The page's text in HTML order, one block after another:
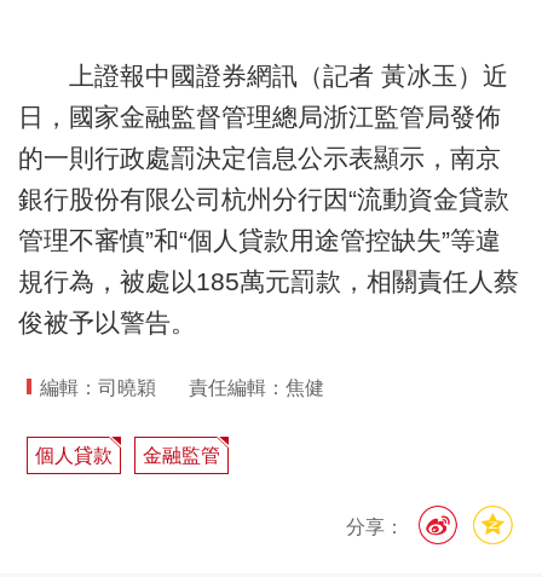
上證報中國證券網訊（記者 黃冰玉）近
日，國家金融監督管理總局浙江監管局發佈
的一則行政處罰決定信息公示表顯示，南京
銀行股份有限公司杭州分行因“流動資金貸款
管理不審慎”和“個人貸款用途管控缺失”等違
規行為，被處以185萬元罰款，相關責任人蔡
俊被予以警告。
編輯：司曉穎 責任編輯：焦健
個人貸款 金融監管
分享：